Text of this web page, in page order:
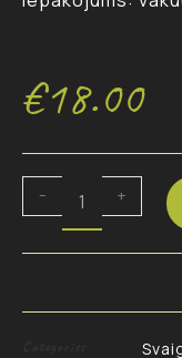
€18.00
- +